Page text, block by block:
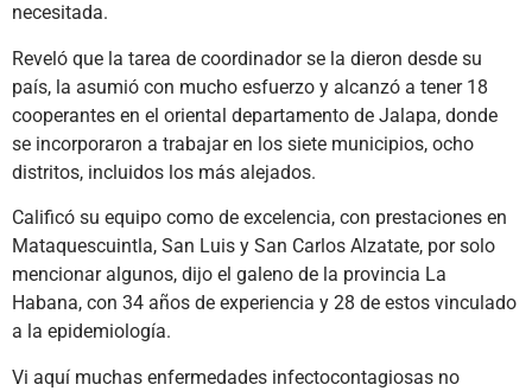
necesitada.
Reveló que la tarea de coordinador se la dieron desde su
país, la asumió con mucho esfuerzo y alcanzó a tener 18
cooperantes en el oriental departamento de Jalapa, donde
se incorporaron a trabajar en los siete municipios, ocho
distritos, incluidos los más alejados.
Calificó su equipo como de excelencia, con prestaciones en
Mataquescuintla, San Luis y San Carlos Alzatate, por solo
mencionar algunos, dijo el galeno de la provincia La
Habana, con 34 años de experiencia y 28 de estos vinculado
a la epidemiología.
Vi aquí muchas enfermedades infectocontagiosas no